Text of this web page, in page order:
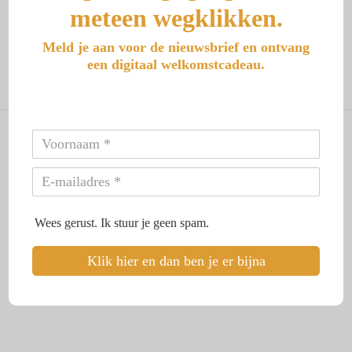
enthousiasme begonnen met een nieuwe routine of een groot
project, maar na een paar weken merk je dat je weer in je oude
patronen vervalt. Dit is een bekend fenomeen en het overkomt
© 2026 Aranka Reeuwijk - Uit je trauma, in je kracht. Alle rechten
meteen wegklikken.
Meld je aan voor de nieuwsbrief en ontvang
een digitaal welkomstcadeau.
Wees gerust. Ik stuur je geen spam.
Klik hier en dan ben je er bijna